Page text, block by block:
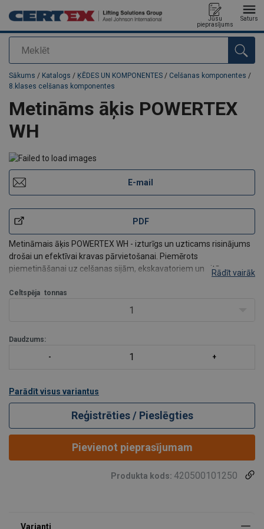
Meklēt
Jūsu
pieprasījums
Saturs
Pievienots jūsu pasūtījumam
Sākums / Katalogs / ĶĒDES UN KOMPONENTES / Celšanas komponentes /
8.klases celšanas komponentes
Metināms āķis POWERTEX
WH
E-mail
PDF
Metināmais āķis POWERTEX WH - izturīgs un uzticams risinājums
drošai un efektīvai kravas pārvietošanai. Piemērots
piemetināšanai uz celšanas sijām, ekskavatoriem un citām
Atļautie slodzes virzieni:
WH āķis ir paredzēts slodzei 135 grādu paredzētajā slodzes
Rādīt vairāk
Celtspēja tonnas
1
Daudzums:
Parādīt visus variantus
Reģistrēties / Pieslēgties
Pievienot pieprasījumam
Produkta kods: 420500101250